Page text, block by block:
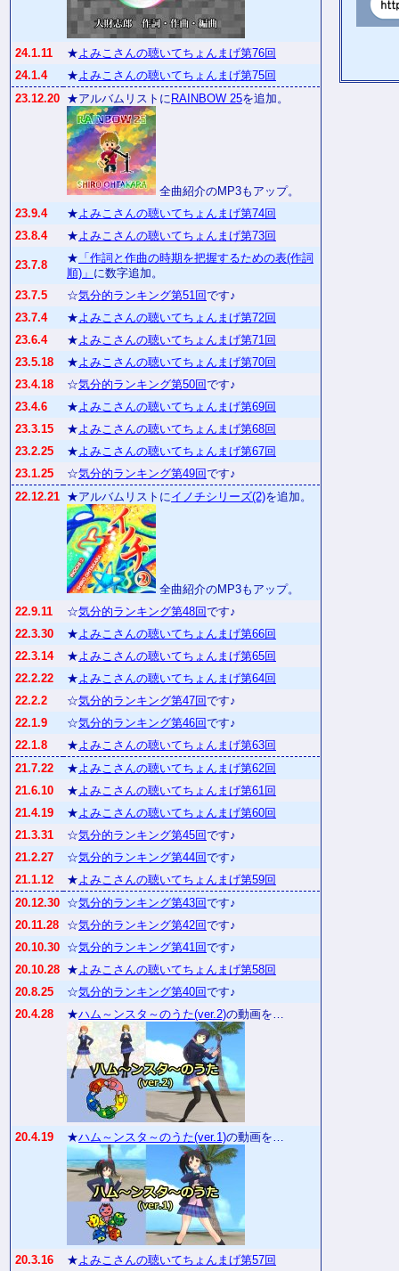
24.1.11 ★よみこさんの聴いてちょんまげ第76回
24.1.4
★よみこさんの聴いてちょんまげ第75回
23.12.20 ★アルバムリストに RAINBOW 25を追加。
全曲紹介のMP3もアップ。
23.9.4
★よみこさんの聴いてちょんまげ第74回
23.8.4
★よみこさんの聴いてちょんまげ第73回
23.7.8
★ 「作詞と作曲の時期を把握するための表(作詞
順)」 に数字追加。
23.7.5
☆気分的ランキング第51回です♪
23.7.4
★よみこさんの聴いてちょんまげ第72回
23.6.4
★よみこさんの聴いてちょんまげ第71回
23.5.18
★よみこさんの聴いてちょんまげ第70回
23.4.18
☆気分的ランキング第50回です♪
23.4.6
★よみこさんの聴いてちょんまげ第69回
23.3.15
★よみこさんの聴いてちょんまげ第68回
23.2.25
★よみこさんの聴いてちょんまげ第67回
23.1.25
☆気分的ランキング第49回です♪
22.12.21 ★アルバムリストにイノチシリーズ(2)を追加。
全曲紹介のMP3もアップ。
22.9.11
☆気分的ランキング第48回です♪
22.3.30
★よみこさんの聴いてちょんまげ第66回
22.3.14
★よみこさんの聴いてちょんまげ第65回
22.2.22
★よみこさんの聴いてちょんまげ第64回
22.2.2
☆気分的ランキング第47回です♪
22.1.9
☆気分的ランキング第46回です♪
22.1.8
★よみこさんの聴いてちょんまげ第63回
21.7.22
★よみこさんの聴いてちょんまげ第62回
21.6.10
★よみこさんの聴いてちょんまげ第61回
21.4.19
★よみこさんの聴いてちょんまげ第60回
21.3.31
☆気分的ランキング第45回です♪
21.2.27
☆気分的ランキング第44回です♪
21.1.12
★よみこさんの聴いてちょんまげ第59回
20.12.30 ☆気分的ランキング第43回です♪
20.11.28
☆気分的ランキング第42回です♪
20.10.30 ☆気分的ランキング第41回です♪
20.10.28 ★よみこさんの聴いてちょんまげ第58回
20.8.25
☆気分的ランキング第40回です♪
20.4.28
★ハム～ンスタ～のうた(ver.2)の動画を…
20.4.19 ★ハム～ンスタ～のうた(ver.1)の動画を…
20.3.16 ★よみこさんの聴いてちょんまげ第57回